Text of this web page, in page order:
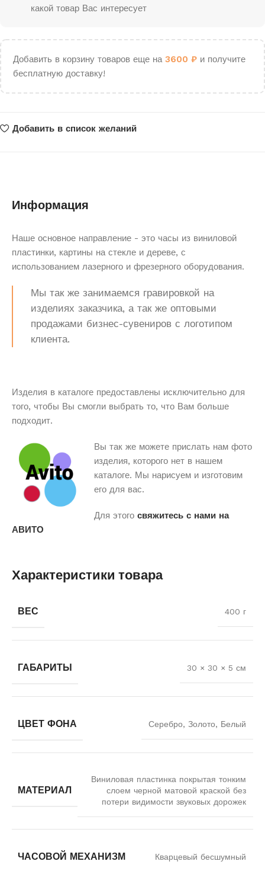
какой товар Вас интересует
Добавить в корзину товаров еще на 3600 ₽ и получите
бесплатную доставку!
Добавить в список желаний
Информация
Наше основное направление - это часы из виниловой
пластинки, картины на стекле и дереве, с
использованием лазерного и фрезерного оборудования.
Мы так же занимаемся гравировкой на
изделиях заказчика, а так же оптовыми
продажами бизнес-сувениров с логотипом
клиента.
Изделия в каталоге предоставлены исключительно для
того, чтобы Вы смогли выбрать то, что Вам больше
подходит.
Вы так же можете прислать нам фото
изделия, которого нет в нашем
каталоге. Мы нарисуем и изготовим
его для вас.
Для этого свяжитесь с нами на
АВИТО
Характеристики товара
ВЕС 400 г
ГАБАРИТЫ 30 × 30 × 5 см
ЦВЕТ ФОНА Серебро, Золото, Белый
МАТЕРИАЛ
Виниловая пластинка покрытая тонким
слоем черной матовой краской без
потери видимости звуковых дорожек
ЧАСОВОЙ МЕХАНИЗМ Кварцевый бесшумный